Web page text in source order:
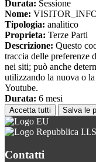
Durata: Sessione
Nome:
Tipologia: analitico
Proprieta: Terze Parti
Descrizione: Questo
traccia delle preferenze
nei siti; può anche
utilizzando la nuova o
Youtube.
Durata: 6 mesi
Accetta tutti Salva le
Contatti